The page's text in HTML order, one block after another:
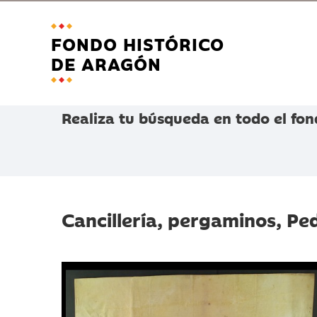
FONDO HISTÓRICO
DE ARAGÓN
Realiza tu búsqueda en todo el
Cancillería, pergaminos,